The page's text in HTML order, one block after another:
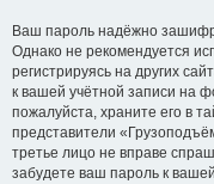
Ваш пароль надёжно
Однако не рекомендуется
регистрируясь на других
к вашей учётной записи на
пожалуйста, храните его в
представители
третье лицо не вправе
забудете ваш пароль к